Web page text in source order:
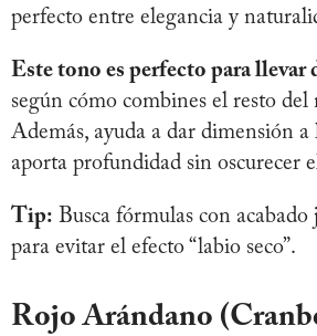
perfecto entre elegancia y
Este tono es perfecto para llevar
según cómo combines el resto del
Además, ayuda a dar dimensión a
aporta profundidad sin oscurecer
Tip: Busca fórmulas con acabado
para evitar el efecto “labio seco”.
Rojo Arándano